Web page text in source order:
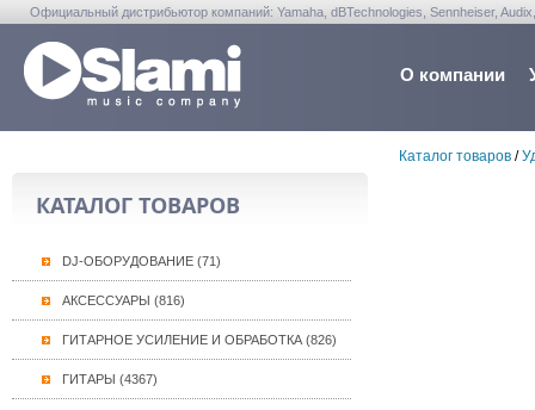
Официальный дистрибьютор компаний: Yamaha, dBTechnologies, Sennheiser,
О компании
КАТАЛОГ ТОВАРОВ
DJ-ОБОРУДОВАНИЕ (71)
АКСЕССУАРЫ (816)
ГИТАРНОЕ УСИЛЕНИЕ И ОБРАБОТКА (826)
ГИТАРЫ (4367)
Каталог товаров/